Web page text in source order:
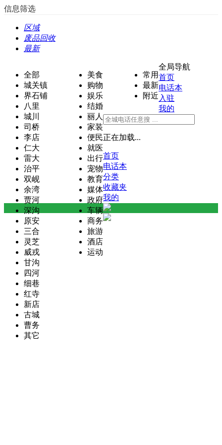
信息筛选
区域
废品回收
最新
全部
城关镇
界石铺
八里
城川
司桥
李店
仁大
雷大
治平
双岘
余湾
贾河
深沟
原安
三合
灵芝
威戎
甘沟
四河
细巷
红寺
新店
古城
曹务
其它
美食
购物
娱乐
结婚
丽人
家装
便民
就医
出行
宠物
教育
媒体
政府
车辆
商务
旅游
酒店
运动
常用
最新
附近
全局导航
首页
电话本
入驻
我的
正在加载...
首页
电话本
分类
收藏夹
我的